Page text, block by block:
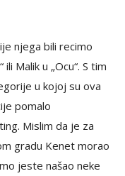
njega bili recimo
Malik u „Ocu“. S tim
u kojoj su ova
pomalo
Mislim da je za
gradu Kenet morao
jeste našao neke